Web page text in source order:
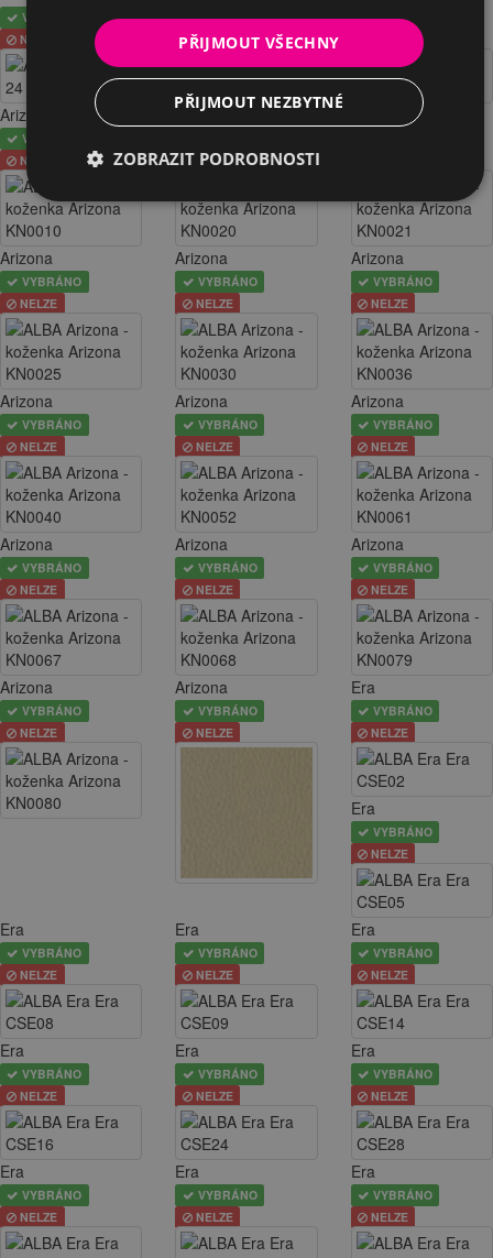
VYBRÁNO
NELZE
VYBRÁNO
NELZE
VYBRÁNO
Arizona
VYBRÁNO
NELZE
Arizona
NELZE
Arizona
VYBRÁNO
NELZE
Arizona
VYBRÁNO
NELZE
Arizona
VYBRÁNO
NELZE
Arizona
VYBRÁNO
NELZE
Arizona
VYBRÁNO
NELZE
Arizona
VYBRÁNO
NELZE
Arizona
VYBRÁNO
NELZE
Arizona
VYBRÁNO
NELZE
Arizona
VYBRÁNO
NELZE
Arizona
VYBRÁNO
NELZE
Arizona
VYBRÁNO
NELZE
Era
VYBRÁNO
NELZE
Era
VYBRÁNO
NELZE
Era
VYBRÁNO
NELZE
Era
VYBRÁNO
NELZE
Era
VYBRÁNO
NELZE
Era
VYBRÁNO
NELZE
Era
VYBRÁNO
NELZE
Era
VYBRÁNO
NELZE
Era
VYBRÁNO
NELZE
Era
VYBRÁNO
NELZE
Era
VYBRÁNO
NELZE
PŘIJMOUT VŠECHNY
PŘIJMOUT NEZBYTNÉ
ZOBRAZIT PODROBNOSTI